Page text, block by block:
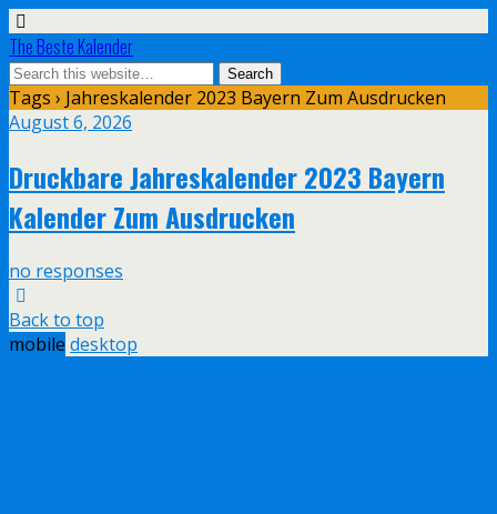
The Beste Kalender
Tags › Jahreskalender 2023 Bayern Zum Ausdrucken
August 6, 2026
Druckbare Jahreskalender 2023 Bayern
Kalender Zum Ausdrucken
no responses
Back to top
mobile desktop